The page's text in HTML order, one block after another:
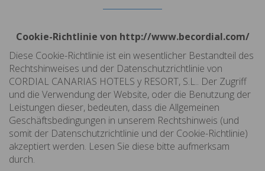
Cookie-Richtlinie von http://www.becordial.com/
Diese Cookie-Richtlinie ist ein wesentlicher Bestandteil des
Rechtshinweises und der Datenschutzrichtlinie von
CORDIAL CANARIAS HOTELS y RESORT, S.L.. Der Zugriff
und die Verwendung der Website, oder die Benutzung der
Leistungen dieser, bedeuten, dass die Allgemeinen
Geschäftsbedingungen in unserem Rechtshinweis (und
somit der Datenschutzrichtlinie und der Cookie-Richtlinie)
akzeptiert werden. Lesen Sie diese bitte aufmerksam
durch.